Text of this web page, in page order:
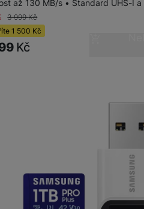
až 130 MB/s • Standard UHS-I
3 999Kč
1 500 Kč
Kč